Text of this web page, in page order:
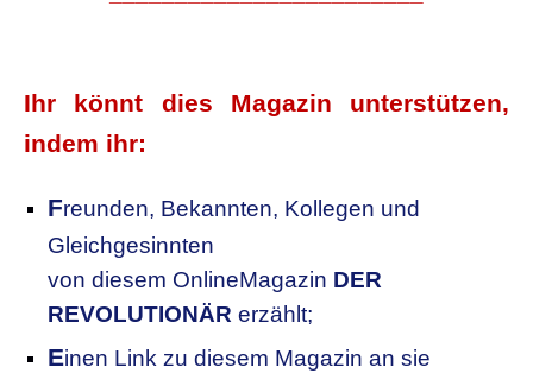
Ihr könnt dies Magazin unterstützen,
indem ihr:
Freunden, Bekannten, Kollegen und
Gleichgesinnten
von diesem OnlineMagazin DER
REVOLUTIONÄR erzählt;
Einen Link zu diesem Magazin an sie